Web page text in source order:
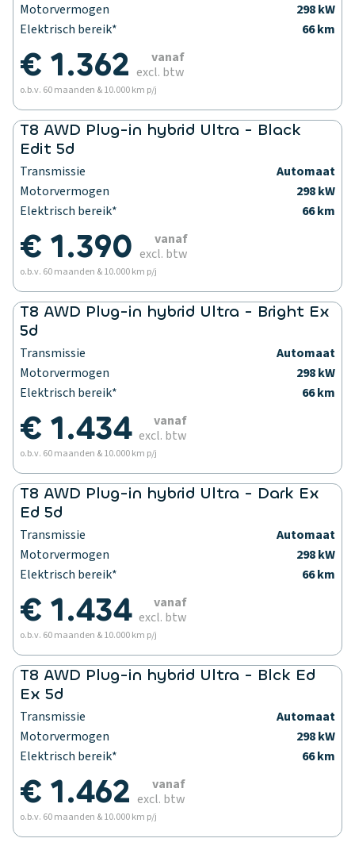
Motorvermogen
298 kW
Elektrisch bereik*
66 km
€ 1.362
vanaf
excl. btw
o.b.v. 60 maanden & 10.000 km p/j
T8 AWD Plug-in hybrid Ultra - Black
Edit 5d
Transmissie
Automaat
Motorvermogen
298 kW
Elektrisch bereik*
66 km
€ 1.390
vanaf
excl. btw
o.b.v. 60 maanden & 10.000 km p/j
T8 AWD Plug-in hybrid Ultra - Bright Ex
5d
Transmissie
Automaat
Motorvermogen
298 kW
Elektrisch bereik*
66 km
€ 1.434
vanaf
excl. btw
o.b.v. 60 maanden & 10.000 km p/j
T8 AWD Plug-in hybrid Ultra - Dark Ex
Ed 5d
Transmissie
Automaat
Motorvermogen
298 kW
Elektrisch bereik*
66 km
€ 1.434
vanaf
excl. btw
o.b.v. 60 maanden & 10.000 km p/j
T8 AWD Plug-in hybrid Ultra - Blck Ed
Ex 5d
Transmissie
Automaat
Motorvermogen
298 kW
Elektrisch bereik*
66 km
€ 1.462
vanaf
excl. btw
o.b.v. 60 maanden & 10.000 km p/j